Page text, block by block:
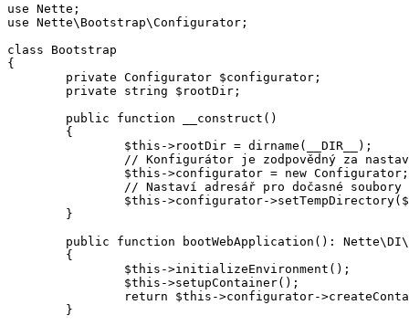
use Nette;
use Nette\Bootstrap\Configurator;
class Bootstrap
{